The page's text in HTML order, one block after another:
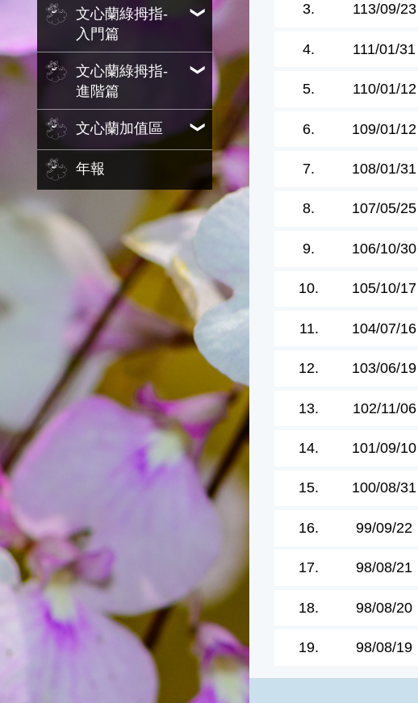
文心蘭綠拇指-
入門篇
文心蘭綠拇指-
進階篇
文心蘭加值區
年報
3. 113/09/23
4. 111/01/31
5. 110/01/12
6. 109/01/12
7. 108/01/31
8. 107/05/25
9. 106/10/30
10. 105/10/17
11. 104/07/16
12. 103/06/19
13. 102/11/06
14. 101/09/10
15. 100/08/31
16. 99/09/22
17. 98/08/21
18. 98/08/20
19. 98/08/19